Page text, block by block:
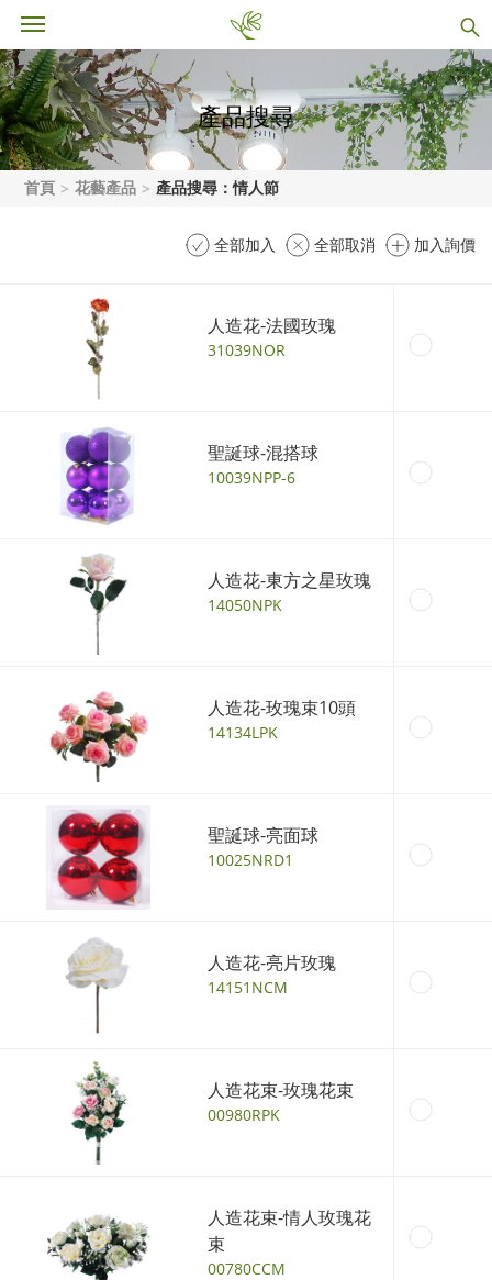
產品搜尋
首頁 花藝產品 產品搜尋：情人節
全部加入 全部取消 加入詢價
人造花-法國玫瑰
31039NOR
聖誕球-混搭球
10039NPP-6
人造花-東方之星玫瑰
14050NPK
人造花-玫瑰束10頭
14134LPK
聖誕球-亮面球
10025NRD1
人造花-亮片玫瑰
14151NCM
人造花束-玫瑰花束
00980RPK
人造花束-情人玫瑰花
束
00780CCM